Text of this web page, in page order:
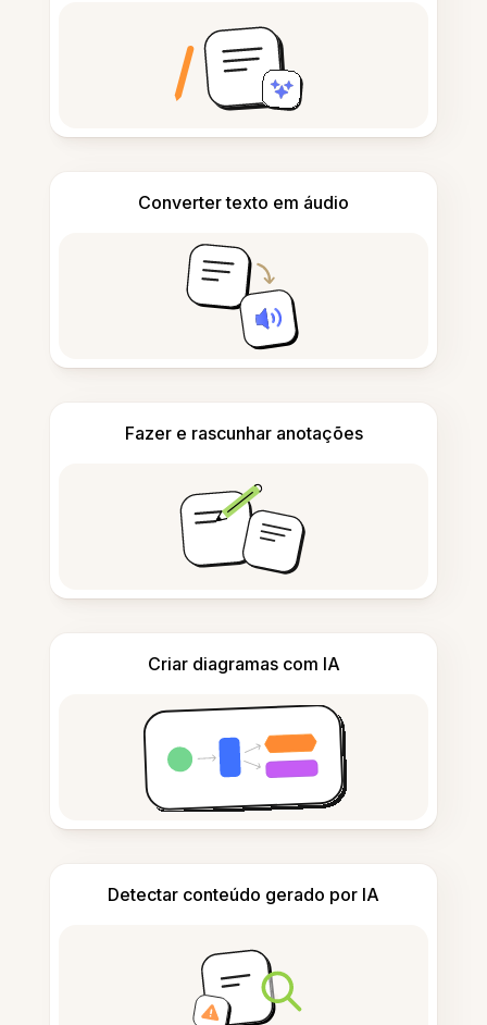
Converter texto em áudio
Fazer e rascunhar anotações
Criar diagramas com IA
Detectar conteúdo gerado por IA